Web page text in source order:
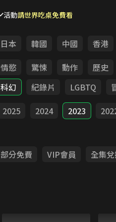
活動請世界吃桌免費看
日本 韓國 中國 香港
情慾 驚悚 動作 歷史
科幻 紀錄片 LGBTQ
2025 2024 2023
部分免費 VIP會員 全集